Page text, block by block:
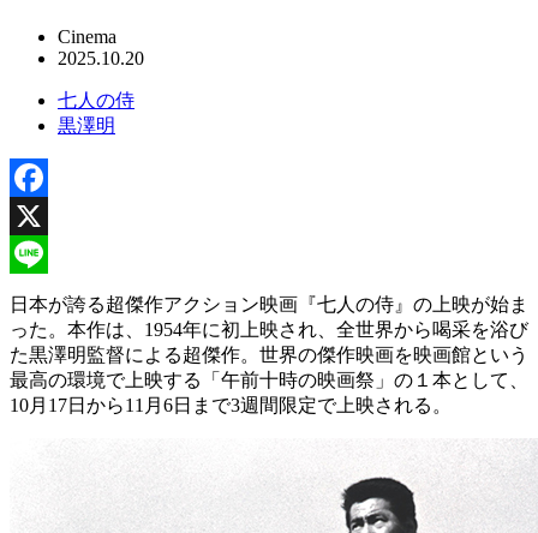
Cinema
2025.10.20
七人の侍
黒澤明
Facebook
X
Line
日本が誇る超傑作アクション映画『七人の侍』の上映が始ま
った。本作は、1954年に初上映され、全世界から喝采を浴び
た黒澤明監督による超傑作。世界の傑作映画を映画館という
最高の環境で上映する「午前十時の映画祭」の１本として、
10月17日から11月6日まで3週間限定で上映される。